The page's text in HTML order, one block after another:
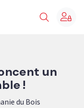
un
!
du Bois